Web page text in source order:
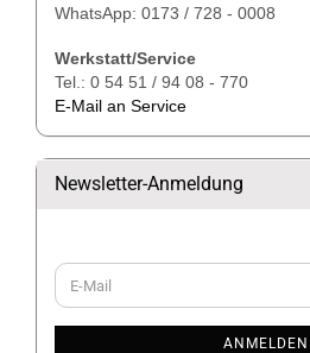
WhatsApp: 0173 / 728 - 0008
Werkstatt/Service
Tel.: 0 54 51 / 94 08 - 770
E-Mail an Service
Newsletter-Anmeldung
WEITER
ZUR
E-
Mail
ANMELDEN